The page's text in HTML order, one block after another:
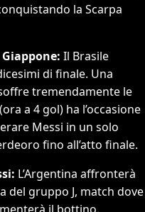
la Scarpa
Il Brasile
di finale. Una
tremendamente le
a 4 gol) ha l’occasione
Messi in un solo
fino all’atto finale.
L’Argentina affronterà
del gruppo J, match dove